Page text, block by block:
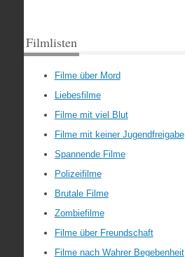
Filmlisten
Filme über Mord
Liebesfilme
Filme mit viel Blut
Filme mit keiner Jugendfreigabe
Spannende Filme
Polizeifilme
Brutale Filme
Zombiefilme
Filme über Freundschaft
Filme nach Wahrer Begebenheit